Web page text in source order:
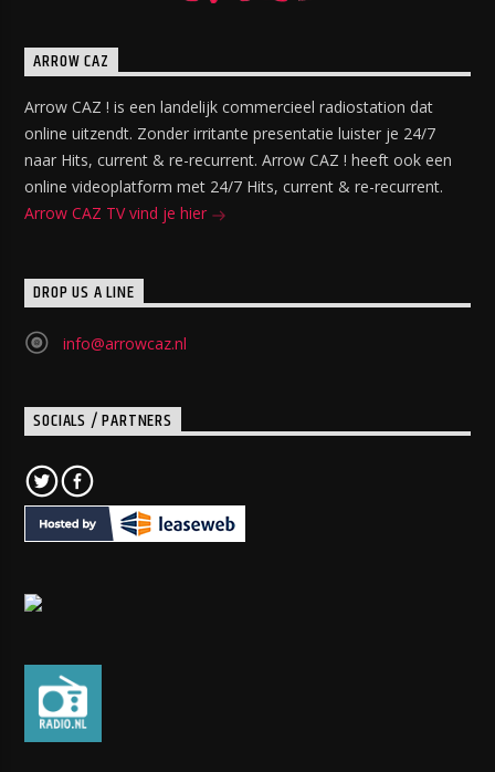
ARROW CAZ
Arrow CAZ ! is een landelijk commercieel radiostation dat
online uitzendt. Zonder irritante presentatie luister je 24/7
naar Hits, current & re-recurrent. Arrow CAZ ! heeft ook een
online videoplatform met 24/7 Hits, current & re-recurrent.
Arrow CAZ TV vind je hier
DROP US A LINE
info@arrowcaz.nl
SOCIALS / PARTNERS